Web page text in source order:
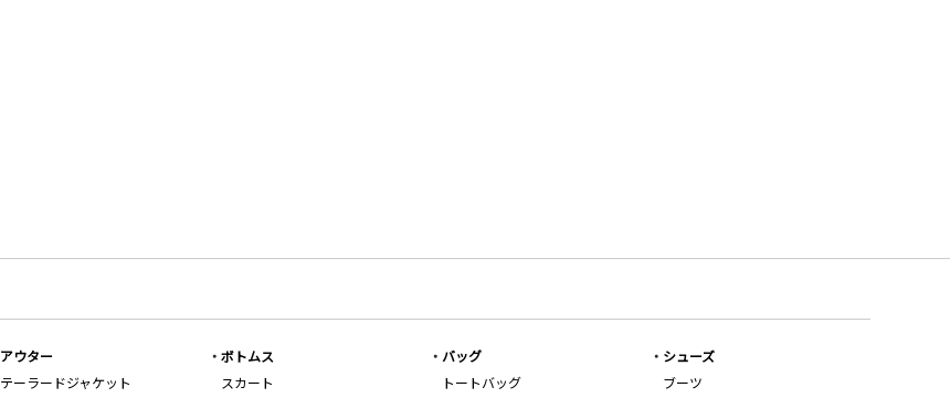
アウター
テーラードジャケット
ボトムス
スカート
バッグ
トートバッグ
シューズ
ブーツ